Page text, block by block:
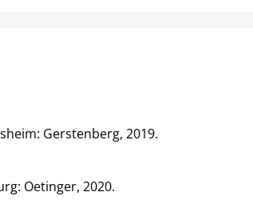
Gerstenberg, 2019.
Oetinger, 2020.